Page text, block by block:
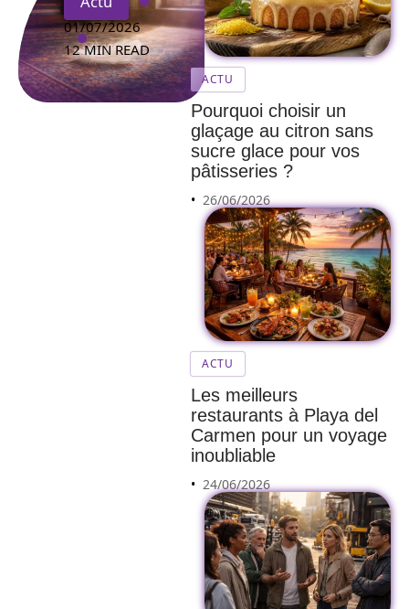
01/07/2026
12 MIN READ
ACTU
Pourquoi choisir un
glaçage au citron sans
sucre glace pour vos
pâtisseries ?
26/06/2026
ACTU
Les meilleurs
restaurants à Playa del
Carmen pour un voyage
inoubliable
24/06/2026